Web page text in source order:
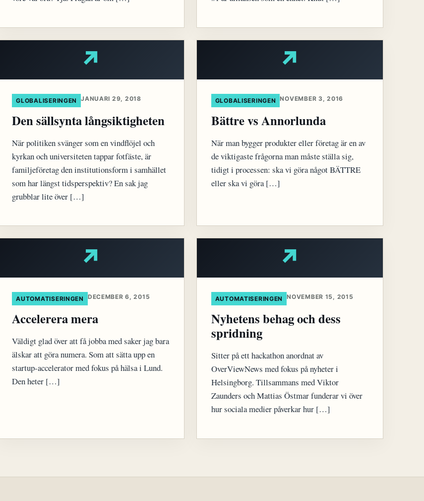
↗
GLOBALISERINGEN JANUARI 29, 2018
Den sällsynta långsiktigheten
När politiken svänger som en vindflöjel och
kyrkan och universiteten tappar fotfäste, är
familjeföretag den institutionsform i samhället
som har längst tidsperspektiv? En sak jag
grubblar lite över […]
↗
GLOBALISERINGEN NOVEMBER 3, 2016
Bättre vs Annorlunda
När man bygger produkter eller företag är en av
de viktigaste frågorna man måste ställa sig,
tidigt i processen: ska vi göra något BÄTTRE
eller ska vi göra […]
↗
AUTOMATISERINGEN DECEMBER 6, 2015
Accelerera mera
Väldigt glad över att få jobba med saker jag bara
älskar att göra numera. Som att sätta upp en
startup-accelerator med fokus på hälsa i Lund.
Den heter […]
↗
AUTOMATISERINGEN NOVEMBER 15, 2015
Nyhetens behag och dess
spridning
Sitter på ett hackathon anordnat av
OverViewNews med fokus på nyheter i
Helsingborg. Tillsammans med Viktor
Zaunders och Mattias Östmar funderar vi över
hur sociala medier påverkar hur […]